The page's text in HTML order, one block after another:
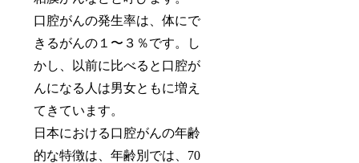
口腔がんの発生率は、体にで
きるがんの１〜３％です。し
かし、以前に比べると口腔が
んになる人は男女ともに増え
てきています。
日本における口腔がんの年齢
的な特徴は、年齢別では、70